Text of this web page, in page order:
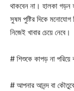
থাকবেন না। হালকা গড়ন
সুষম পুষ্টির দিকে
নিজেই খাবার চেয়ে নেবে।
# শিশুকে কাপড় না
# আপনার আনন্দ বা